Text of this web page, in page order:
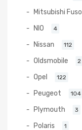
Mitsubishi Fuso
NIO 4
Nissan 112
Oldsmobile 2
Opel 122
Peugeot 104
Plymouth 3
Polaris 1